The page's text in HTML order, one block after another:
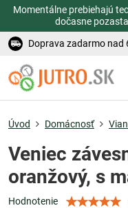
Momentálne prebiehajú
dočasne
Doprava zadarmo nad
Úvod Domácnosť
Veniec
oranžový, s
Hodnotenie